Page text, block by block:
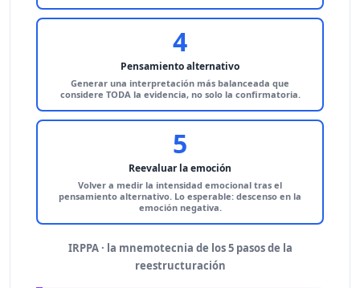
4
Pensamiento alternativo
Generar una interpretación más balanceada que
considere TODA la evidencia, no solo la confirmatoria.
5
Reevaluar la emoción
Volver a medir la intensidad emocional tras el
pensamiento alternativo. Lo esperable: descenso en la
emoción negativa.
IRPPA· la mnemotecnia de los 5 pasos de la
reestructuración